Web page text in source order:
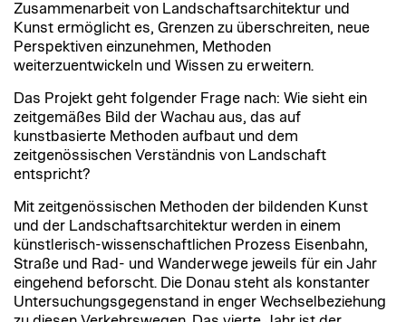
Zusammenarbeit von Landschaftsarchitektur und
Kunst ermöglicht es, Grenzen zu überschreiten, neue
Perspektiven einzunehmen, Methoden
weiterzuentwickeln und Wissen zu erweitern.
Das Projekt geht folgender Frage nach: Wie sieht ein
zeitgemäßes Bild der Wachau aus, das auf
kunstbasierte Methoden aufbaut und dem
zeitgenössischen Verständnis von Landschaft
entspricht?
Mit zeitgenössischen Methoden der bildenden Kunst
und der Landschaftsarchitektur werden in einem
künstlerisch-wissenschaftlichen Prozess Eisenbahn,
Straße und Rad- und Wanderwege jeweils für ein Jahr
eingehend beforscht. Die Donau steht als konstanter
Untersuchungsgegenstand in enger Wechselbeziehung